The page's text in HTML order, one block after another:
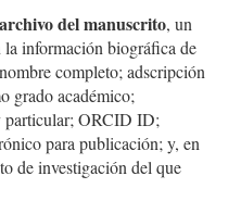
del manuscrito, un
la información biográfica de
completo; adscripción
grado académico;
ORCID ID;
para publicación; y, en
de investigación del que